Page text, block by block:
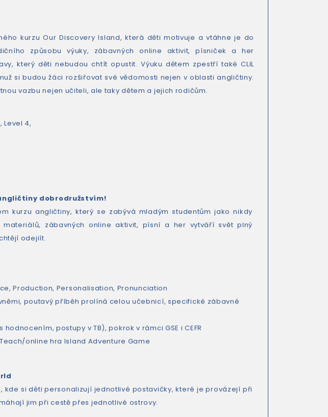
kurzu Our Discovery Island, která děti motivuje a vtáhne je do
způsobu výuky, zábavných online aktivit, písniček a her
který děti nebudou chtít opustit. Výuku dětem zpestří také CLIL
si budou žáci rozšiřovat své vědomosti nejen v oblasti angličtiny.
vazbu nejen učiteli, ale taky dětem a jejich rodičům.
Level 4,
dobrodružstvím!
kurzu angličtiny, který se zabývá mladým studentům jako nikdy
zábavných online aktivit, písní a her vytváří svět plný
odejiít.
Production, Personalisation, Pronunciation
poutavý příběh prolíná celou učebnicí, specifické zábavné
postupy v TB), pokrok v rámci GSE i CEFR
online hra Island Adventure Game
kde si děti personalizují jednotlivé postavičky, které je provázejí při
jim při cestě přes jednotlivé ostrovy.